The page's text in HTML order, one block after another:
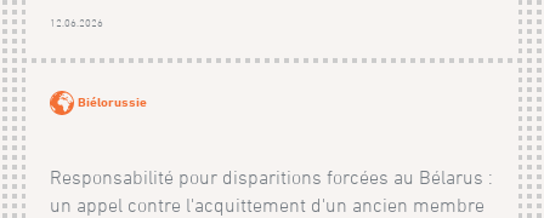
12.06.2026
Biélorussie
Responsabilité pour disparitions forcées au Bélarus :
un appel contre l'acquittement d'un ancien membre